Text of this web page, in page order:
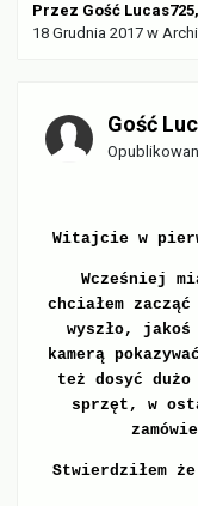
Przez Gość Lucas725,
18 Grudnia 2017 w
Gość
Witajcie w
Wcześniej
chciałem
wyszło,
kamerą
też dosyć dużo
sprzęt, w
Stwierdziłem